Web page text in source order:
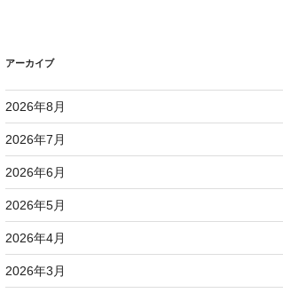
アーカイブ
2026年8月
2026年7月
2026年6月
2026年5月
2026年4月
2026年3月